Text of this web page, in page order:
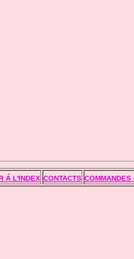
Á L'INDEX CONTACTS COMMANDES